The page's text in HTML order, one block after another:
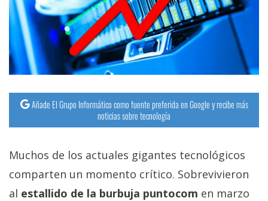
Añade El Grupo Informático como fuente preferida en Google y recibe más
noticias sobre tecnología
Muchos de los actuales gigantes tecnológicos
comparten un momento crítico. Sobrevivieron
al estallido de la burbuja puntocom en marzo